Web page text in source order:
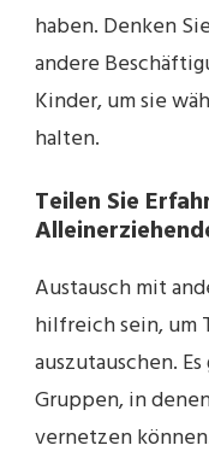
haben. Denken
andere
Kinder, um sie
halten.
Teilen Sie
Austausch mit
hilfreich sein, um
auszutauschen.
Gruppen, in
vernetzen